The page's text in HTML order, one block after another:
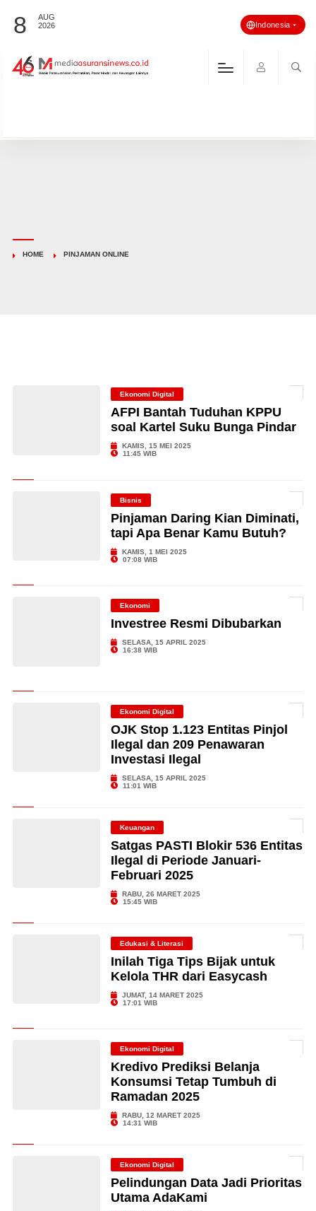
8
AUG
2026
Indonesia
HOME PINJAMAN ONLINE
Ekonomi Digital
AFPI Bantah Tuduhan KPPU
soal Kartel Suku Bunga Pindar
KAMIS, 15 MEI 2025
11:45 WIB
Bisnis
Pinjaman Daring Kian Diminati,
tapi Apa Benar Kamu Butuh?
KAMIS, 1 MEI 2025
07:08 WIB
Ekonomi
Investree Resmi Dibubarkan
SELASA, 15 APRIL 2025
16:38 WIB
Ekonomi Digital
OJK Stop 1.123 Entitas Pinjol
Ilegal dan 209 Penawaran
Investasi Ilegal
SELASA, 15 APRIL 2025
11:01 WIB
Keuangan
Satgas PASTI Blokir 536 Entitas
Ilegal di Periode Januari-
Februari 2025
RABU, 26 MARET 2025
15:45 WIB
Edukasi & Literasi
Inilah Tiga Tips Bijak untuk
Kelola THR dari Easycash
JUMAT, 14 MARET 2025
17:01 WIB
Ekonomi Digital
Kredivo Prediksi Belanja
Konsumsi Tetap Tumbuh di
Ramadan 2025
RABU, 12 MARET 2025
14:31 WIB
Ekonomi Digital
Pelindungan Data Jadi Prioritas
Utama AdaKami